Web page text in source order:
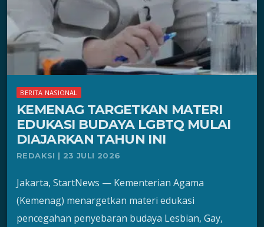
BERITA NASIONAL
KEMENAG TARGETKAN MATERI
EDUKASI BUDAYA LGBTQ MULAI
DIAJARKAN TAHUN INI
REDAKSI | 23 JULI 2026
Jakarta, StartNews — Kementerian Agama
(Kemenag) menargetkan materi edukasi
pencegahan penyebaran budaya Lesbian, Gay,